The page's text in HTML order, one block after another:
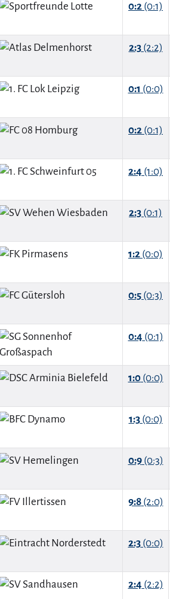
0:2 (0:1)
2:3(2:2)
0:1 (0:0)
0:2 (0:1)
2:4 (1:0)
2:3 (0:1)
1:2 (0:0)
0:5 (0:3)
0:4 (0:1)
1:0(0:0)
1:3(0:0)
0:9(0:3)
9:8(2:0)
2:3(0:0)
2:4 (2:2)